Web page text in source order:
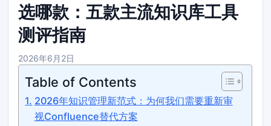
选哪款：五款主流知识库工具
测评指南
2026年6月2日
Table of Contents
2026年知识管理新范式：为何我们需要重新审
视Confluence替代方案